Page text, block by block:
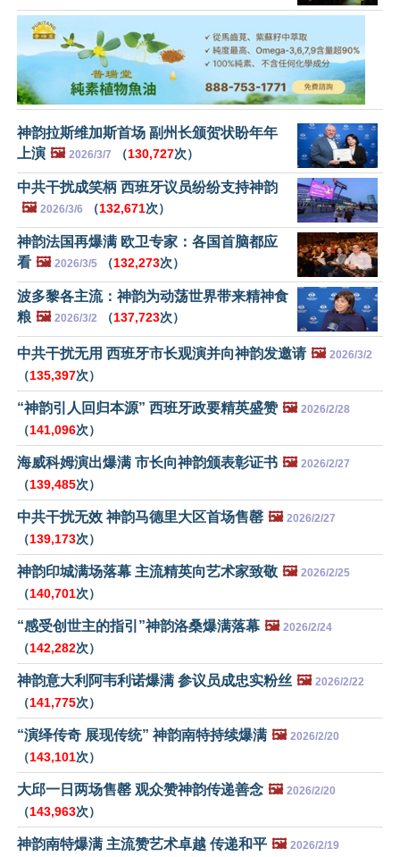
神韵拉斯维加斯首场 副州长颁贺状盼年年
上演 🖼️ 2026/3/7 （130,727次）
中共干扰成笑柄 西班牙议员纷纷支持神韵
🖼️ 2026/3/6 （132,671次）
神韵法国再爆满 欧卫专家：各国首脑都应
看 🖼️ 2026/3/5 （132,273次）
波多黎各主流：神韵为动荡世界带来精神食
粮 🖼️ 2026/3/2 （137,723次）
中共干扰无用 西班牙市长观演并向神韵发邀请 🖼️ 2026/3/2
（135,397次）
“神韵引人回归本源” 西班牙政要精英盛赞 🖼️ 2026/2/28
（141,096次）
海威科姆演出爆满 市长向神韵颁表彰证书 🖼️ 2026/2/27
（139,485次）
中共干扰无效 神韵马德里大区首场售罄 🖼️ 2026/2/27
（139,173次）
神韵印城满场落幕 主流精英向艺术家致敬 🖼️ 2026/2/25
（140,701次）
“感受创世主的指引”神韵洛桑爆满落幕 🖼️ 2026/2/24
（142,282次）
神韵意大利阿韦利诺爆满 参议员成忠实粉丝 🖼️ 2026/2/22
（141,775次）
“演绎传奇 展现传统” 神韵南特持续爆满 🖼️ 2026/2/20
（143,101次）
大邱一日两场售罄 观众赞神韵传递善念 🖼️ 2026/2/20
（143,963次）
神韵南特爆满 主流赞艺术卓越 传递和平 🖼️ 2026/2/19